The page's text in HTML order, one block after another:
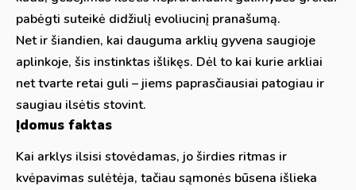
pabėgti suteikė didžiulį evoliucinį pranašumą.
Net ir šiandien, kai dauguma arklių gyvena saugioje
aplinkoje, šis instinktas išlikęs. Dėl to kai kurie arkliai
net tvarte retai guli – jiems paprasčiausiai patogiau ir
saugiau ilsėtis stovint.
Įdomus faktas
Kai arklys ilsisi stovėdamas, jo širdies ritmas ir
kvėpavimas sulėtėja, tačiau sąmonės būsena išlieka